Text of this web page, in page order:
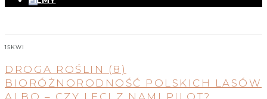
15KWI
DROGA ROŚLIN (8)
BIORÓŻNORODNOŚĆ POLSKICH LASÓW
ALBO – CZY LECI Z NAMI PILOT?